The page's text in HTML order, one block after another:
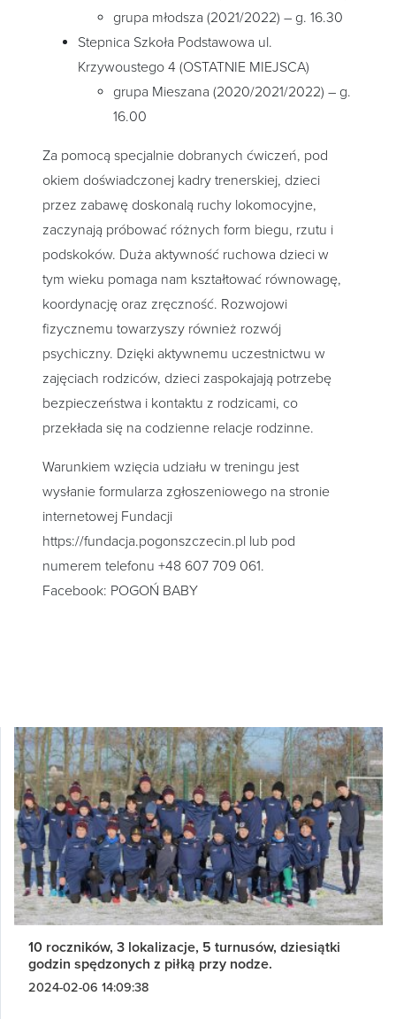
grupa młodsza (2021/2022) – g. 16.30
Stepnica Szkoła Podstawowa ul.
Krzywoustego 4 (OSTATNIE MIEJSCA)
grupa Mieszana (2020/2021/2022) – g.
16.00
Za pomocą specjalnie dobranych ćwiczeń, pod
okiem doświadczonej kadry trenerskiej, dzieci
przez zabawę doskonalą ruchy lokomocyjne,
zaczynają próbować różnych form biegu, rzutu i
podskoków. Duża aktywność ruchowa dzieci w
tym wieku pomaga nam kształtować równowagę,
koordynację oraz zręczność. Rozwojowi
fizycznemu towarzyszy również rozwój
psychiczny. Dzięki aktywnemu uczestnictwu w
zajęciach rodziców, dzieci zaspokajają potrzebę
bezpieczeństwa i kontaktu z rodzicami, co
przekłada się na codzienne relacje rodzinne.
Warunkiem wzięcia udziału w treningu jest
wysłanie formularza zgłoszeniowego na stronie
internetowej Fundacji
https://fundacja.pogonszczecin.pl lub pod
numerem telefonu +48 607 709 061.
Facebook: POGOŃ BABY
10 roczników, 3 lokalizacje, 5 turnusów, dziesiątki
godzin spędzonych z piłką przy nodze.
2024-02-06 14:09:38